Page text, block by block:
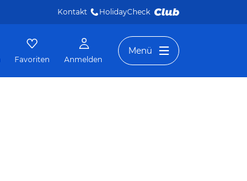
Kontakt HolidayCheck
Favoriten Anmelden
Menü